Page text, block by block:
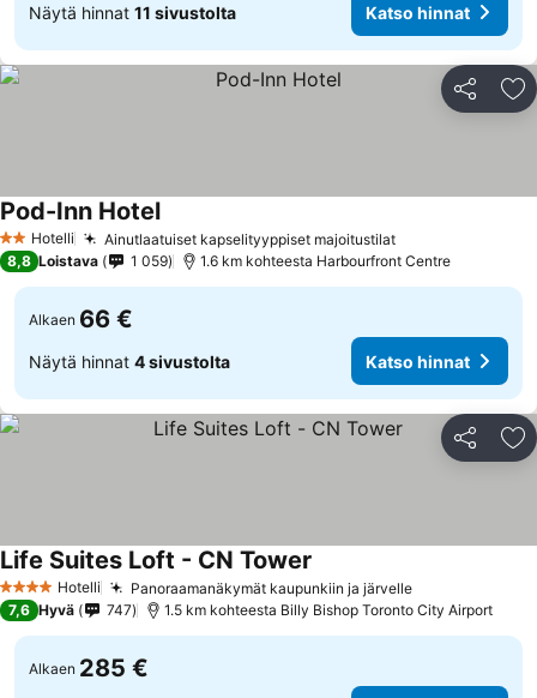
Näytä hinnat 11 sivustolta Katso hinnat
Jaa
2 Tähtiluokitus
Hotelli Ainutlaatuiset kapselityyppiset majoitustilat
Pod-Inn Hotel
8,8 Loistava 1 059 1.6 km kohteesta Harbourfront Centre
Alkaen 66 €
Näytä hinnat 4 sivustolta Katso hinnat
Jaa
4 Tähtiluokitus
Hotelli Panoraamanäkymät kaupunkiin ja järvelle
Life Suites Loft - CN Tower
7,6 Hyvä 747 1.5 km kohteesta Billy Bishop Toronto City Airport
Alkaen 285 €